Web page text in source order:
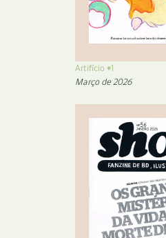
Artifício #1
Março de 2026